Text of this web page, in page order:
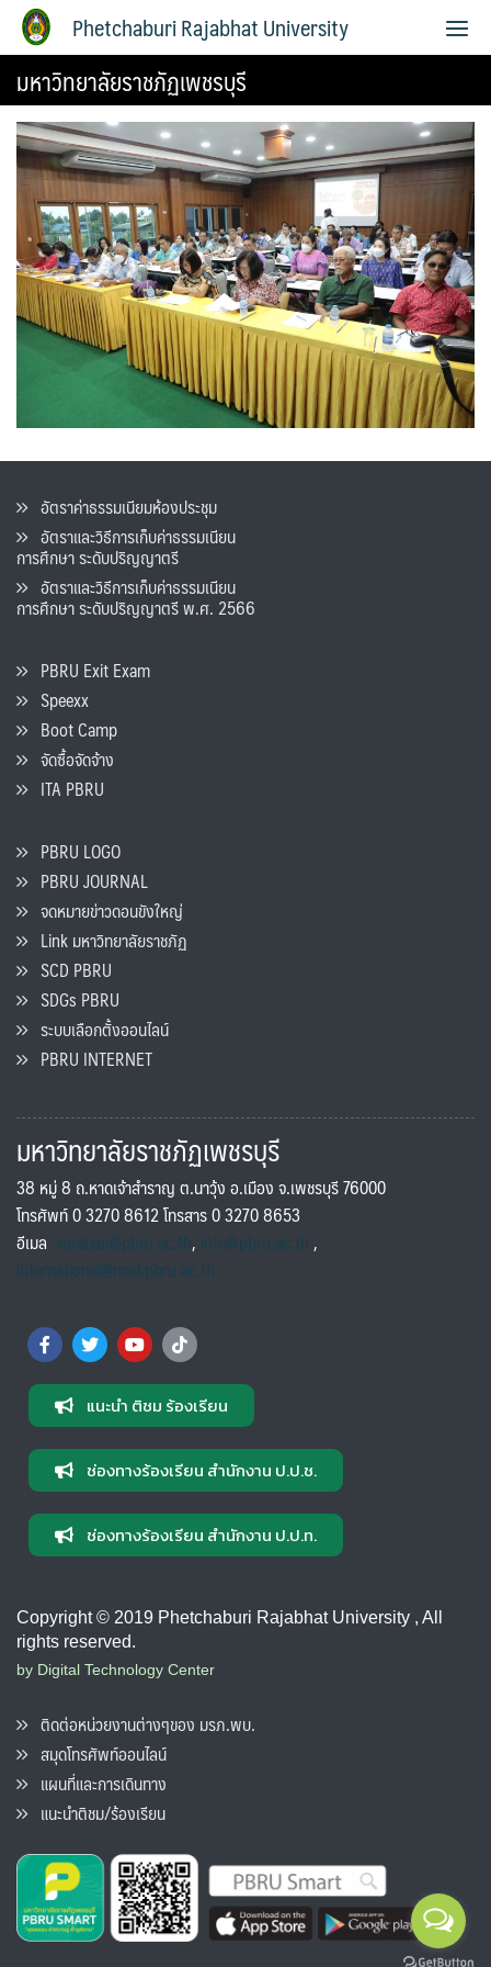
Phetchaburi Rajabhat University
มหาวิทยาลัยราชภัฏเพชรบุรี
อัตราค่าธรรมเนียมห้องประชุม
อัตราและวิธีการเก็บค่าธรรมเนียน
การศึกษา ระดับปริญญาตรี
อัตราและวิธีการเก็บค่าธรรมเนียน
การศึกษา ระดับปริญญาตรี พ.ศ. 2566
PBRU Exit Exam
Speexx
Boot Camp
จัดซื้อจัดจ้าง
ITA PBRU
PBRU LOGO
PBRU JOURNAL
จดหมายข่าวดอนขังใหญ่
Link มหาวิทยาลัยราชภัฏ
SCD PBRU
SDGs PBRU
ระบบเลือกตั้งออนไลน์
PBRU INTERNET
มหาวิทยาลัยราชภัฏเพชรบุรี
38 หมู่ 8 ถ.หาดเจ้าสำราญ ต.นาวุ้ง อ.เมือง จ.เพชรบุรี 76000
โทรศัพท์ 0 3270 8612 โทรสาร 0 3270 8653
อีเมล saraban@pbru.ac.th, info@pbru.ac.th,
international@mail.pbru.ac.th
แนะนำ ติชม ร้องเรียน
ช่องทางร้องเรียน สำนักงาน ป.ป.ช.
ช่องทางร้องเรียน สำนักงาน ป.ป.ท.
Copyright © 2019 Phetchaburi Rajabhat University , All
rights reserved.
by Digital Technology Center
ติดต่อหน่วยงานต่างๆของ มรภ.พบ.
สมุดโทรศัพท์ออนไลน์
แผนที่และการเดินทาง
แนะนำติชม/ร้องเรียน